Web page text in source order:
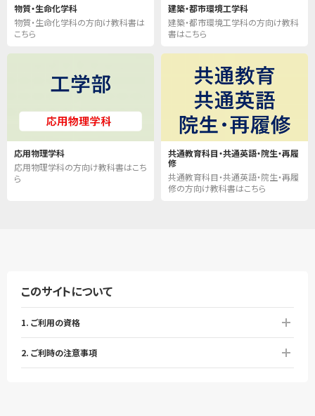
物質・生命化学科
物質・生命化学科の方向け教科書は
こちら
建築・都市環境工学科
建築・都市環境工学科の方向け教科
書はこちら
応用物理学科
応用物理学科の方向け教科書はこち
ら
共通教育科目・共通英語・院生・再履
修
共通教育科目・共通英語・院生・再履
修の方向け教科書はこちら
このサイトについて
1. ご利用の資格
2. ご利時の注意事項